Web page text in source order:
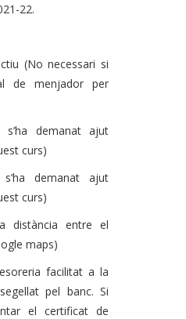
22.
(No necessari si
de menjador per
demanat ajut
curs)
demanat ajut
curs)
distància entre el
maps)
facilitat a la
pel banc. Si
el certificat de